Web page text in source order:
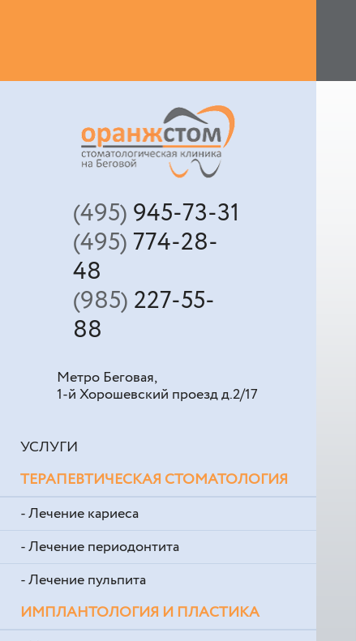
(495) 945-73-31
(495)774-28-
48
(985) 227-55-
88
Метро Беговая,
1-й Хорошевский проезд д.2/17
УСЛУГИ
ТЕРАПЕВТИЧЕСКАЯ СТОМАТОЛОГИЯ
- Лечение кариеса
- Лечение периодонтита
- Лечение пульпита
ИМПЛАНТОЛОГИЯ И ПЛАСТИКА